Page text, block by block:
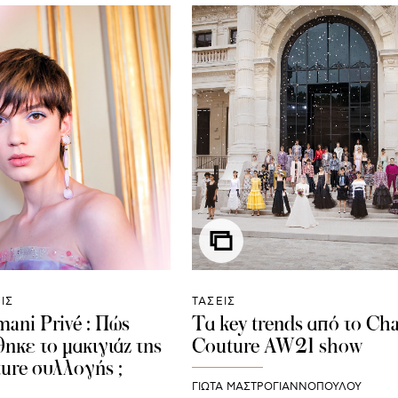
Privé : Πώς
το μακιγιάζ της
συλλογής ;
ΤΑΣΕΙΣ
Τα key trends από τo
Couture AW21 show
ΓΙΩΤΑ ΜΑΣΤΡΟΓΙΑΝΝΟΠΟΥΛΟΥ